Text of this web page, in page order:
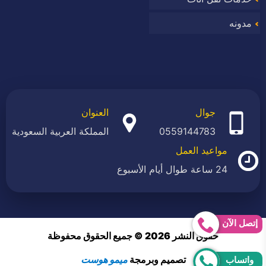
مدونه
جوال
0559144783
العنوان
المملكة العربية السعودية
مواعيد العمل
24 ساعة طوال أيام الأسبوع
حقوق النشر 2026 © جميع الحقوق محفوظة
تصميم وبرمجةميمو هوست
إتصل الآن
واتساب